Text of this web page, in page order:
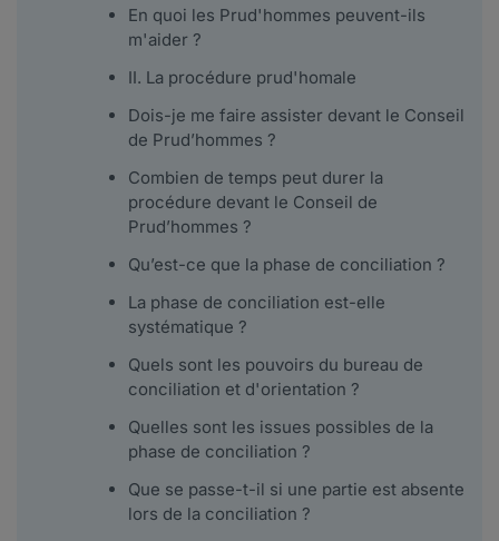
En quoi les Prud'hommes peuvent-ils
m'aider ?
II. La procédure prud'homale
Dois-je me faire assister devant le Conseil
de Prud’hommes ?
Combien de temps peut durer la
procédure devant le Conseil de
Prud’hommes ?
Qu’est-ce que la phase de conciliation ?
La phase de conciliation est-elle
systématique ?
Quels sont les pouvoirs du bureau de
conciliation et d'orientation ?
Quelles sont les issues possibles de la
phase de conciliation ?
Que se passe-t-il si une partie est absente
lors de la conciliation ?